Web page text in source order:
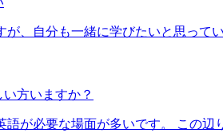
、自分も一緒に学びたいと思っ
方いますか？
が必要な場面が多いです。 この